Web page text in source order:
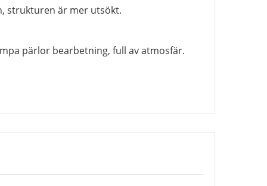
strukturen är mer utsökt.
pärlor bearbetning, full av atmosfär.